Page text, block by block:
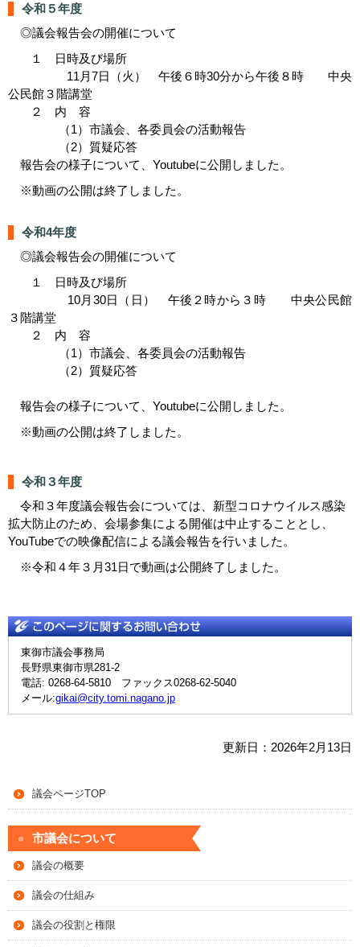
令和５年度
◎議会報告会の開催について
１ 日時及び場所
11月7日（火） 午後６時30分から午後８時 中央
公民館３階講堂
２ 内 容
（1） 市議会、各委員会の活動報告
（2）質疑応答
報告会の様子について、Youtubeに公開しました。
※動画の公開は終了しました。
令和4年度
◎議会報告会の開催について
１ 日時及び場所
10月30日（日） 午後２時から３時 中央公民館
３階講堂
２ 内 容
（1） 市議会、各委員会の活動報告
（2）質疑応答
報告会の様子について、Youtubeに公開しました。
※動画の公開は終了しました。
令和３年度
令和３年度議会報告会については、新型コロナウイルス感染
拡大防止のため、会場参集による開催は中止することとし、
YouTubeでの映像配信による議会報告を行いました。
※令和４年３月31日で動画は公開終了しました。
東御市議会事務局
長野県東御市県281-2
電話: 0268-64-5810 ファックス0268-62-5040
メール:gikai@city.tomi.nagano.jp
更新日：2026年2月13日
議会ページTOP
市議会について
議会の概要
議会の仕組み
議会の役割と権限